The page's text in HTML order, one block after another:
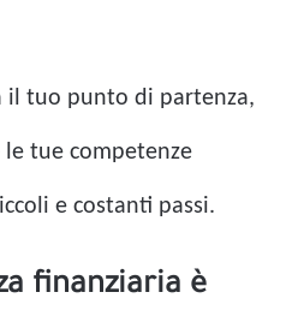
il tuo punto di partenza,
tue competenze
e costanti passi.
finanziaria è